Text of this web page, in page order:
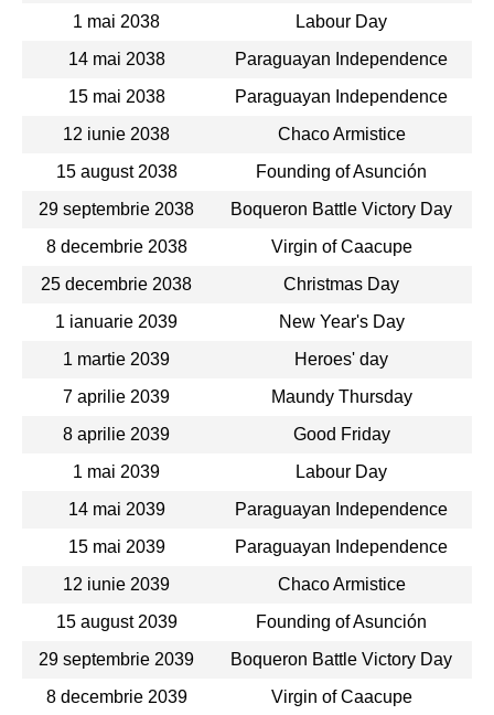
1 mai 2038
Labour Day
14 mai 2038
Paraguayan Independence
15 mai 2038
Paraguayan Independence
12 iunie 2038
Chaco Armistice
15 august 2038
Founding of Asunción
29 septembrie 2038
Boqueron Battle Victory Day
8 decembrie 2038
Virgin of Caacupe
25 decembrie 2038
Christmas Day
1 ianuarie 2039
New Year's Day
1 martie 2039
Heroes' day
7 aprilie 2039
Maundy Thursday
8 aprilie 2039
Good Friday
1 mai 2039
Labour Day
14 mai 2039
Paraguayan Independence
15 mai 2039
Paraguayan Independence
12 iunie 2039
Chaco Armistice
15 august 2039
Founding of Asunción
29 septembrie 2039
Boqueron Battle Victory Day
8 decembrie 2039
Virgin of Caacupe